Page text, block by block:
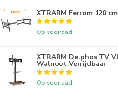
XTRARM Ferrom 120
Op voorraad
XTRARM Delphos TV
Walnoot Verrijdbaar
Op voorraad